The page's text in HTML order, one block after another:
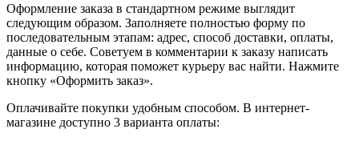
Оформление заказа в стандартном режиме выглядит
следующим образом. Заполняете полностью форму по
последовательным этапам: адрес, способ доставки, оплаты,
данные о себе. Советуем в комментарии к заказу написать
информацию, которая поможет курьеру вас найти. Нажмите
кнопку «Оформить заказ».
Оплачивайте покупки удобным способом. В интернет-
магазине доступно 3 варианта оплаты: